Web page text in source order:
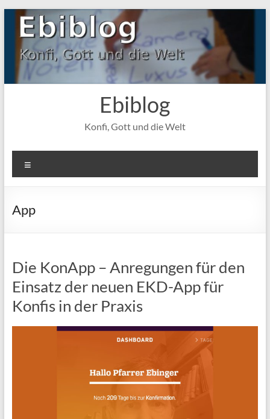
Zum
Inhalt
springen
Ebiblog
Konfi, Gott und die Welt
App
Die KonApp – Anregungen für den
Einsatz der neuen EKD-App für
Konfis in der Praxis